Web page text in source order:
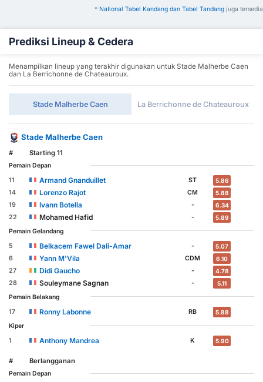
* National Tabel Kandang dan Tabel Tandang juga tersedia
Prediksi Lineup & Cedera
Menampilkan lineup yang terakhir digunakan untuk Stade Malherbe Caen
dan La Berrichonne de Chateauroux.
Stade Malherbe Caen La Berrichonne de Chateauroux
Stade Malherbe Caen
# Starting 11
Pemain Depan
11
Armand Gnanduillet ST 5.86
14 Lorenzo Rajot CM 5.88
19 Ivann Botella - 6.34
22 Mohamed Hafid - 5.89
Pemain Gelandang
5
Belkacem Fawel Dali-Amar - 5.07
6 Yann M'Vila CDM 6.10
27 Didi Gaucho - 4.78
28 Souleymane Sagnan - 5.11
Pemain Belakang
17
Ronny Labonne RB 5.88
Kiper
1
Anthony Mandrea K 5.90
# Berlangganan
Pemain Depan